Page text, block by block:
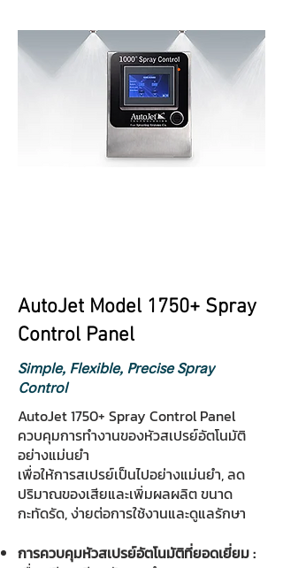
AutoJet Model 1750+ Spray
Control Panel
Simple, Flexible, Precise Spray
Control
AutoJet 1750+ Spray Control Panel
ควบคุมการทำงานของหัวสเปรย์อัตโนมัติ
อย่างแม่นยำ
เพื่อให้การสเปรย์เป็นไปอย่างแม่นยำ, ลด
ปริมาณของเสียและเพิ่มผลผลิต ขนาด
กะทัดรัด, ง่ายต่อการใช้งานและดูแลรักษา
การควบคุมหัวสเปรย์อัตโนมัติที่ยอดเยี่ยม :